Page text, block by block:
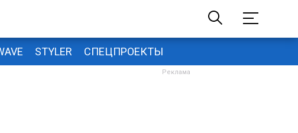
STYLER СПЕЦПРОЕКТЫ